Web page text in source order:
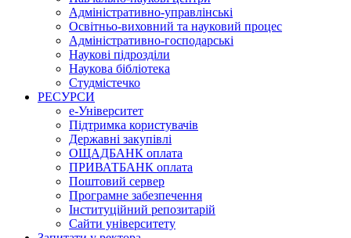
Адміністративно-управлінські
Освітньо-виховний та науковий процес
Адміністративно-господарські
Наукові підрозділи
Наукова бібліотека
Студмістечко
РЕСУРСИ
е-Університет
Підтримка користувачів
Державні закупівлі
ОЩАДБАНК оплата
ПРИВАТБАНК оплата
Поштовий сервер
Програмне забезпечення
Інституційний репозитарій
Сайти університету